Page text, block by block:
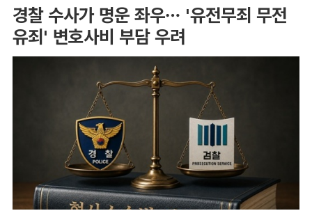
경찰 수사가 명운 좌우… '유전무죄 무전
유죄' 변호사비 부담 우려